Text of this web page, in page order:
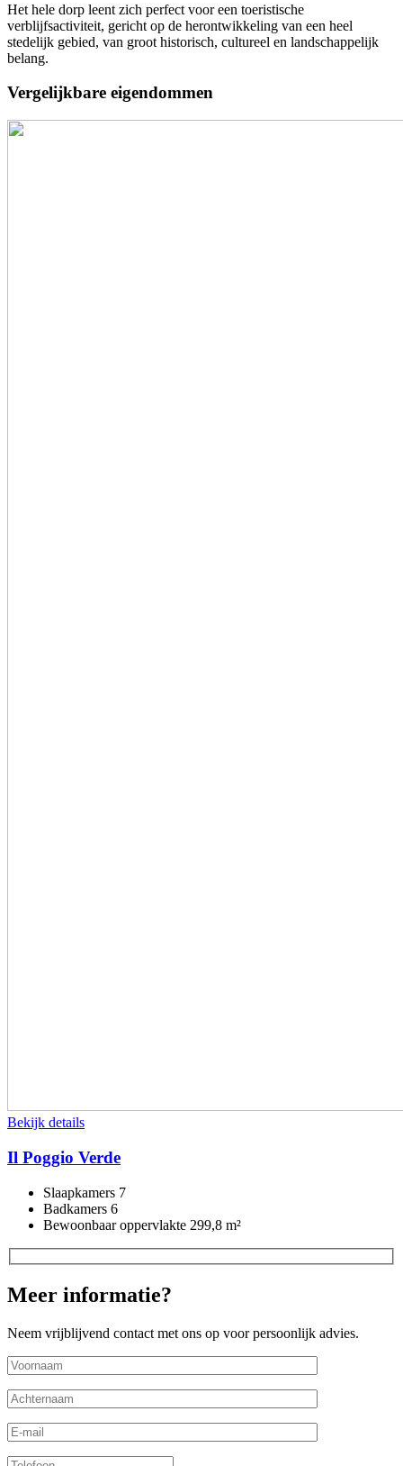
Het hele dorp leent zich perfect voor een toeristische
verblijfsactiviteit, gericht op de herontwikkeling van een heel
stedelijk gebied, van groot historisch, cultureel en landschappelijk
belang.
Vergelijkbare eigendommen
Bekijk details
Il Poggio Verde
Slaapkamers 7
Badkamers 6
Bewoonbaar oppervlakte 299,8 m²
Meer informatie?
Neem vrijblijvend contact met ons op voor persoonlijk advies.